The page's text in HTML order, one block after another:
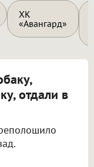
ХК
«Авангард»
отдали в